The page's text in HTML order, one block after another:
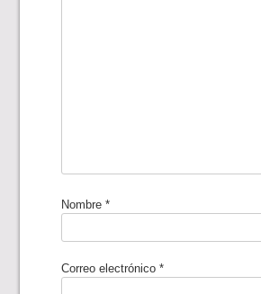
Nombre*
Correo electrónico*